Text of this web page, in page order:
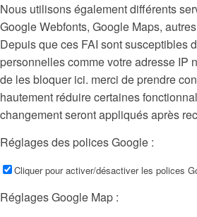
Nous utilisons également différents
Google Webfonts, Google Maps,
Depuis que ces FAI sont susceptibles
personnelles comme votre adresse IP
de les bloquer ici. merci de prendre
hautement réduire certaines
changement seront appliqués après
Réglages des polices Google :
Cliquer pour activer/désactiver les polices
Réglages Google Map :